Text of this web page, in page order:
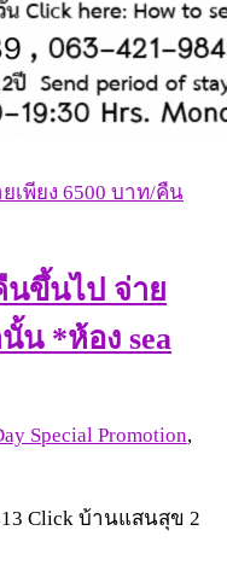
นขึ้นไป จ่าย
น *ห้อง sea
Special Promotion,
Click บ้านแสนสุข 2